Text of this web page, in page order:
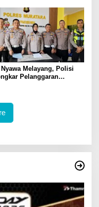
Nyawa Melayang, Polisi
Pelanggaran